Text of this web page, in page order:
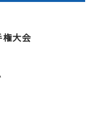
大会